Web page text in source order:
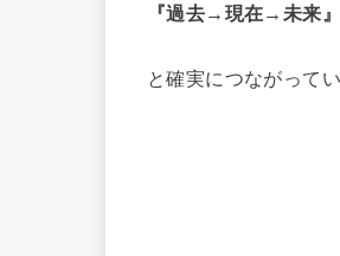
『過去→現在→未来』
と確実につながってい